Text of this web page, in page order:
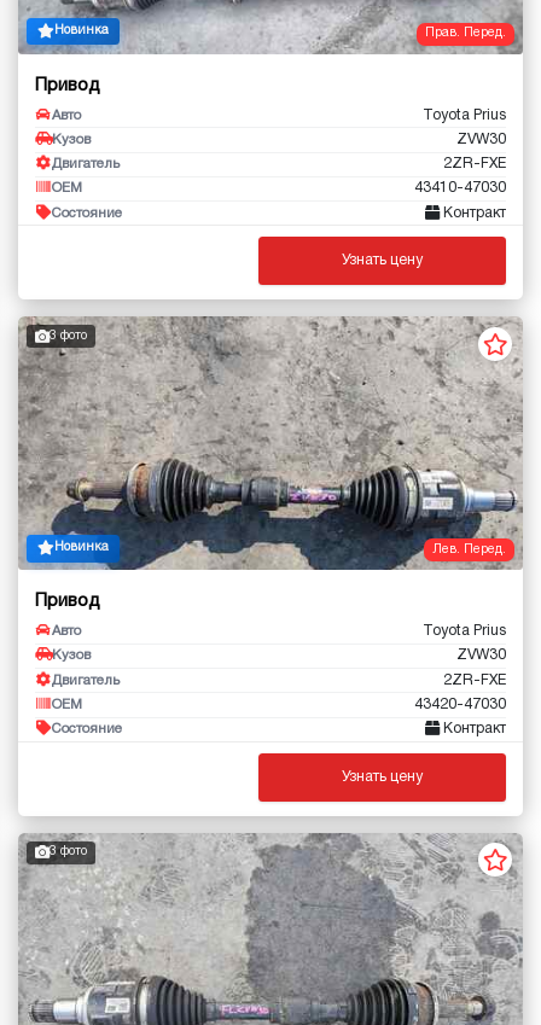
Прав. Перед.
Новинка
Привод
Авто Toyota Prius
Кузов ZVW30
Двигатель 2ZR-FXE
OEM 43410-47030
Состояние Контракт
Узнать цену
Лев. Перед.
3 фото
Новинка
Привод
Авто Toyota Prius
Кузов ZVW30
Двигатель 2ZR-FXE
OEM 43420-47030
Состояние Контракт
Узнать цену
3 фото